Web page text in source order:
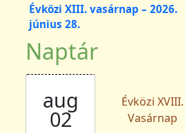
Évközi XIII. vasárnap – 2026.
június 28.
Naptár
aug
02
Évközi XVIII.
Vasárnap